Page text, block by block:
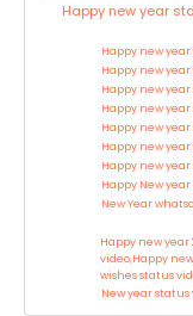
Happy new year
Happy new
Happy new
Happy new year
Happy new
Happy new year
Happy new year
Happy new year
Happy New
New Year
Happy new year
video,Happy
wishes status
New year status